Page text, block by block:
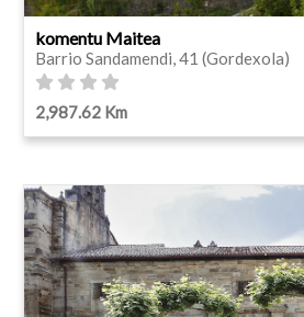
komentu Maitea
Barrio Sandamendi, 41 (Gordexola)
2,987.62 Km